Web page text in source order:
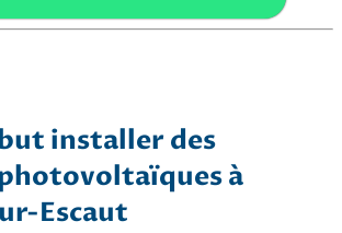
installer des
à
Escaut